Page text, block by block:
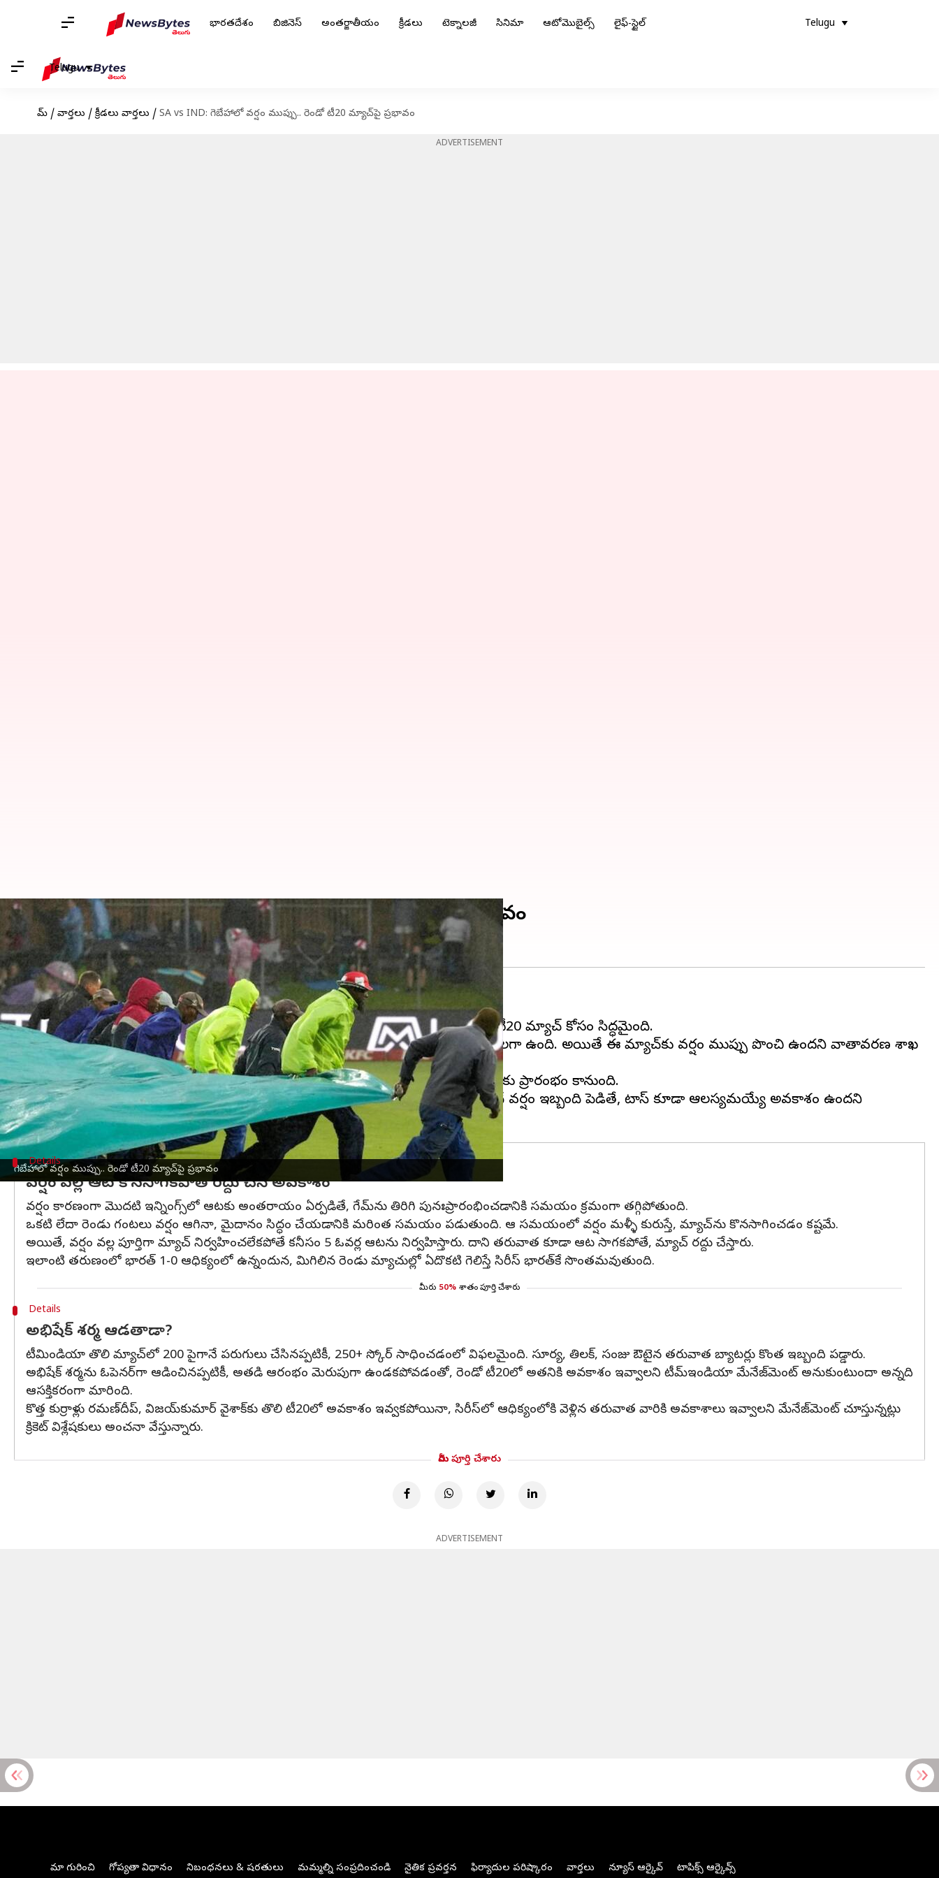
భారతదేశం బిజినెస్ అంతర్జాతీయం క్రీడలు టెక్నాలజీ సినిమా ఆటోమొబైల్స్ లైఫ్-స్టైల్ Telugu
Telugu
హోమ్ / వార్తలు / క్రీడలు వార్తలు / SA vs IND: గెబేహాలో వర్షం ముప్పు.. రెండో టీ20 మ్యాచ్‌పై ప్రభావం
ADVERTISEMENT
గెబేహాలో వర్షం ముప్పు.. రెండో టీ20 మ్యాచ్‌పై ప్రభావం
SA vs IND: గెబేహాలో వర్షం ముప్పు.. రెండో టీ20 మ్యాచ్‌పై ప్రభావం
వ్రాసిన వారు Jayachandra Akuri Nov 10, 2024 11:06 am
ఈ వార్తాకథనం ఏంటి
భారత జట్టుదక్షిణాఫ్రికాతో జరుగుతున్న టీ20 సిరీస్‌ను ఘనంగా ప్రారంభించింది.
డర్బన్‌ వేదికగా జరిగిన తొలి మ్యాచ్‌లో 61 పరుగుల తేడాతో గెలుపొందింది. ప్రస్తుతం రెండో టీ20 మ్యాచ్‌ కోసం సిద్ధమైంది.
ఇక స్వదేశంలో ఘోర ఓటమిని ఎదుర్కొన్న సఫారీ జట్టు ప్రతీకారం తీర్చుకోవాలని గట్టి పట్టుదలగా ఉంది. అయితే ఈ మ్యాచ్‌కు వర్షం ముప్పు పొంచి ఉందని వాతావరణ శాఖ
సూచిస్తోంది.
రెండో టీ20 మ్యాచ్‌ గెబేహాలో జరగనుంది. మ్యాచ్‌ భారత కాలమానం ప్రకారం రాత్రి 7.30 గంటలకు ప్రారంభం కానుంది.
గెబేహాలో మాత్రం టైమ్‌ మధ్యాహ్నం 4 గంటల సమయం ఉంటుంది. మ్యాచ్‌ ప్రారంభానికి ముందే వర్షం ఇబ్బంది పెడితే, టాస్‌ కూడా ఆలస్యమయ్యే అవకాశం ఉందని
Details
వర్షం వల్ల ఆట కొనసాగకపోతే రద్దు చేసే అవకాశం
వర్షం కారణంగా మొదటి ఇన్నింగ్స్‌లో ఆటకు అంతరాయం ఏర్పడితే, గేమ్‌ను తిరిగి పునఃప్రారంభించడానికి సమయం క్రమంగా తగ్గిపోతుంది.
ఒకటి లేదా రెండు గంటలు వర్షం ఆగినా, మైదానం సిద్ధం చేయడానికి మరింత సమయం పడుతుంది. ఆ సమయంలో వర్షం మళ్ళీ కురుస్తే, మ్యాచ్‌ను కొనసాగించడం కష్టమే.
అయితే, వర్షం వల్ల పూర్తిగా మ్యాచ్‌ నిర్వహించలేకపోతే కనీసం 5 ఓవర్ల ఆటను నిర్వహిస్తారు. దాని తరువాత కూడా ఆట సాగకపోతే, మ్యాచ్‌ రద్దు చేస్తారు.
ఇలాంటి తరుణంలో భారత్‌ 1-0 ఆధిక్యంలో ఉన్నందున, మిగిలిన రెండు మ్యాచుల్లో ఏదొకటి గెలిస్తే సిరీస్‌ భారత్‌కే సొంతమవుతుంది.
మీరు 50% శాతం పూర్తి చేశారు
Details
అభిషేక్ శర్మ ఆడతాడా?
టీమిండియా తొలి మ్యాచ్‌లో 200 పైగానే పరుగులు చేసినప్పటికీ, 250+ స్కోర్‌ సాధించడంలో విఫలమైంది. సూర్య, తిలక్, సంజు ఔటైన తరువాత బ్యాటర్లు కొంత ఇబ్బంది పడ్డారు.
అభిషేక్ శర్మను ఓపెనర్‌గా ఆడించినప్పటికీ, అతడి ఆరంభం మెరుపుగా ఉండకపోవడంతో, రెండో టీ20లో అతనికి అవకాశం ఇవ్వాలని టీమ్‌ఇండియా మేనేజ్‌మెంట్ అనుకుంటుందా అన్నది
ఆసక్తికరంగా మారింది.
కొత్త కుర్రాళ్లు రమణ్‌దీప్‌, విజయ్‌కుమార్‌ వైశాక్‌కు తొలి టీ20లో అవకాశం ఇవ్వకపోయినా, సిరీస్‌లో ఆధిక్యంలోకి వెళ్లిన తరువాత వారికి అవకాశాలు ఇవ్వాలని మేనేజ్‌మెంట్‌ చూస్తున్నట్లు
క్రికెట్ విశ్లేషకులు అంచనా వేస్తున్నారు.
మీరు పూర్తి చేశారు
ADVERTISEMENT
మా గురించి గోప్యతా విధానం నిబంధనలు & షరతులు మమ్మల్ని సంప్రదించండి నైతిక ప్రవర్తన ఫిర్యాదుల పరిష్కారం వార్తలు న్యూస్ ఆర్కైవ్ టాపిక్స్ ఆర్కైవ్స్